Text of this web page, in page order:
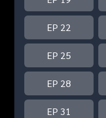
EP 22
EP 25
EP 28
EP 31